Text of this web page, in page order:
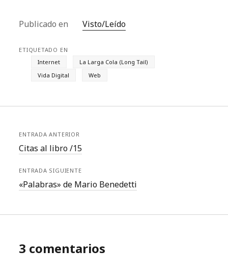
Publicado en Visto/Leído
ETIQUETADO EN
Internet
La Larga Cola (Long Tail)
Vida Digital
Web
ENTRADA ANTERIOR
Citas al libro /15
ENTRADA SIGUIENTE
«Palabras» de Mario Benedetti
3 comentarios